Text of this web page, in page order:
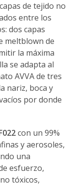
de tejido no
entre los
dos capas
meltblown de
la máxima
se adapta al
AVVA de tres
nariz, boca y
por donde
con un 99%
y aerosoles,
una
esfuerzo,
tóxicos,